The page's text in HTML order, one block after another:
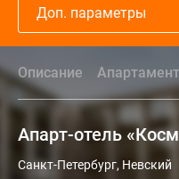
Доп. параметры
Описание
Апарт-отель
Санкт-Петербург, Невский